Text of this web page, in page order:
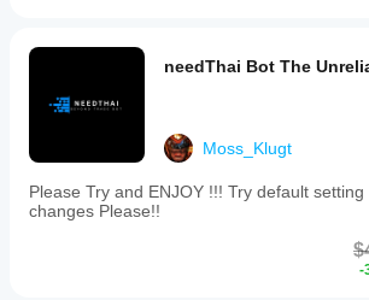
needThai Bot The
Moss_Klugt
Please Try and ENJOY !!! Try default
changes Please!!
-